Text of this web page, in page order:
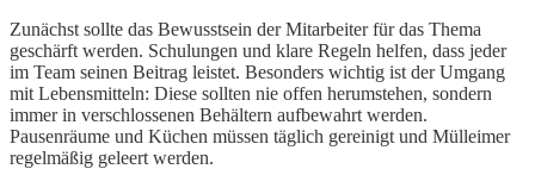
Zunächst sollte das Bewusstsein der Mitarbeiter für das Thema
geschärft werden. Schulungen und klare Regeln helfen, dass jeder
im Team seinen Beitrag leistet. Besonders wichtig ist der Umgang
mit Lebensmitteln: Diese sollten nie offen herumstehen, sondern
immer in verschlossenen Behältern aufbewahrt werden.
Pausenräume und Küchen müssen täglich gereinigt und Mülleimer
regelmäßig geleert werden.